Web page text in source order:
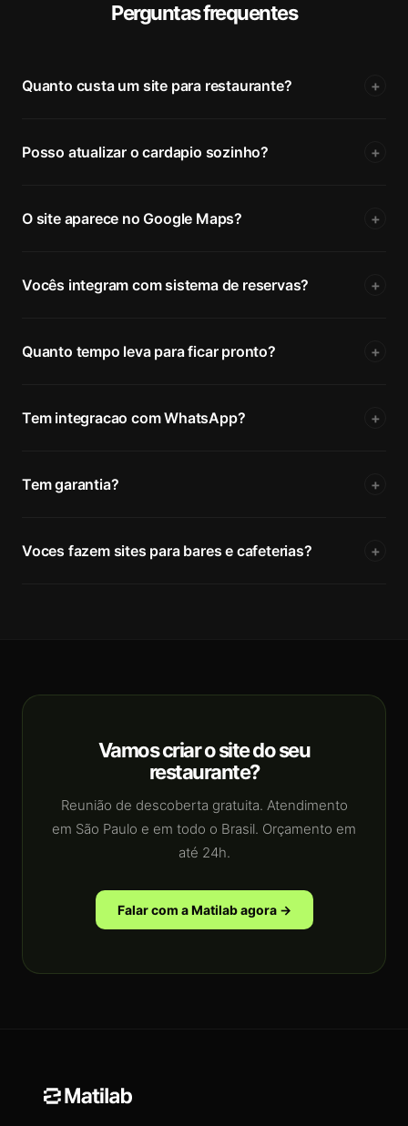
Perguntas frequentes
Quanto custa um site para restaurante? +
Posso atualizar o cardapio sozinho? +
O site aparece no Google Maps? +
Vocês integram com sistema de reservas? +
Quanto tempo leva para ficar pronto? +
Tem integracao com WhatsApp? +
Tem garantia? +
Voces fazem sites para bares e cafeterias? +
Vamos criar o site do seu
restaurante?
Reunião de descoberta gratuita. Atendimento
em São Paulo e em todo o Brasil. Orçamento em
até 24h.
Falar com a Matilab agora →